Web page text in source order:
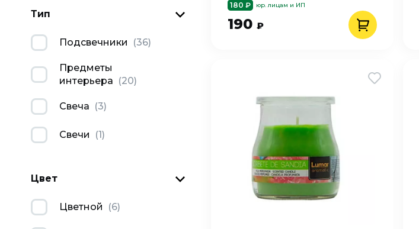
Тип
Подсвечники (36)
Предметы
интерьера (20)
Свеча (3)
Свечи (1)
Цвет
Цветной (6)
180 ₽ юр. лицам и ИП
190 ₽